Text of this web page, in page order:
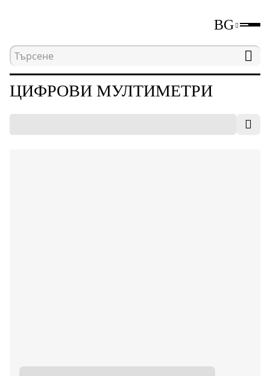
BG
Начална страница Електрически
ЦИФРОВИ МУЛТИМЕТРИ